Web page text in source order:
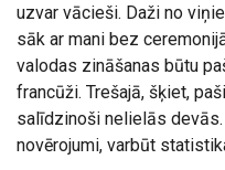
uzvar vācieši. Daži no
sāk ar mani bez
valodas zināšanas būtu
francūži. Trešajā, šķiet,
salīdzinoši nelielās
novērojumi, varbūt